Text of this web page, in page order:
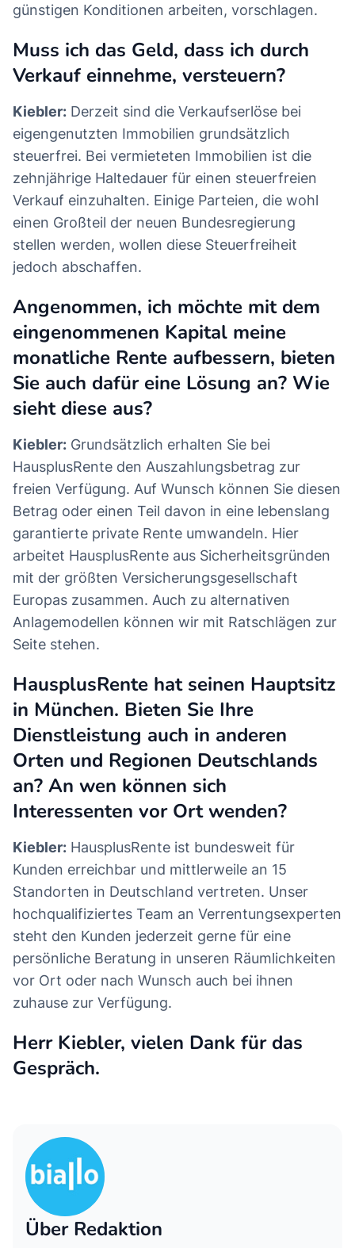
günstigen Konditionen arbeiten, vorschlagen.
Muss ich das Geld, dass ich durch
Verkauf einnehme, versteuern?
Kiebler: Derzeit sind die Verkaufserlöse bei
eigengenutzten Immobilien grundsätzlich
steuerfrei. Bei vermieteten Immobilien ist die
zehnjährige Haltedauer für einen steuerfreien
Verkauf einzuhalten. Einige Parteien, die wohl
einen Großteil der neuen Bundesregierung
stellen werden, wollen diese Steuerfreiheit
jedoch abschaffen.
Angenommen, ich möchte mit dem
eingenommenen Kapital meine
monatliche Rente aufbessern, bieten
Sie auch dafür eine Lösung an? Wie
sieht diese aus?
Kiebler: Grundsätzlich erhalten Sie bei
HausplusRente den Auszahlungsbetrag zur
freien Verfügung. Auf Wunsch können Sie diesen
Betrag oder einen Teil davon in eine lebenslang
garantierte private Rente umwandeln. Hier
arbeitet HausplusRente aus Sicherheitsgründen
mit der größten Versicherungsgesellschaft
Europas zusammen. Auch zu alternativen
Anlagemodellen können wir mit Ratschlägen zur
Seite stehen.
HausplusRente hat seinen Hauptsitz
in München. Bieten Sie Ihre
Dienstleistung auch in anderen
Orten und Regionen Deutschlands
an? An wen können sich
Interessenten vor Ort wenden?
Kiebler: HausplusRente ist bundesweit für
Kunden erreichbar und mittlerweile an 15
Standorten in Deutschland vertreten. Unser
hochqualifiziertes Team an Verrentungsexperten
steht den Kunden jederzeit gerne für eine
persönliche Beratung in unseren Räumlichkeiten
vor Ort oder nach Wunsch auch bei ihnen
zuhause zur Verfügung.
Herr Kiebler, vielen Dank für das
Gespräch.
Über Redaktion